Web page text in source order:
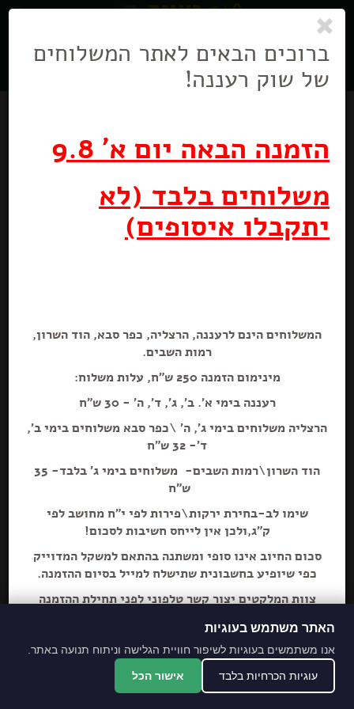
ניווט
בניווט
הוספה+
ברוכים הבאים לאתר המשלוחים
של שוק רעננה!
הזמנה הבאה יום א' 9.8
משלוחים בלבד (לא
יתקבלו איסופים)
המשלוחים הינם לרעננה, הרצליה, כפר סבא, הוד השרון,
רמות השבים.
מינימום הזמנה 250 ש"ח, עלות משלוח:
רעננה בימי א'. ב', ג', ד', ה' - 30 ש"ח
הרצליה משלוחים בימי ג', ה' \כפר סבא משלוחים בימי ב',
ד'- 32 ש"ח
הוד השרון\רמות השבים- משלוחים בימי ג' בלבד- 35
ש"ח
שימו לב-בחירת ירקות\פירות לפי י"ח מחושב לפי
ק"ג,ולכן אין לייחס חשיבות לסכום!
סכום החיוב אינו סופי ומשתנה בהתאם למשקל המדוייק
כפי שיופיע בחשבונית שתישלח למייל בסיום ההזמנה.
צוות המלקטים יצור קשר טלפוני לפני תחילת ההזמנה
מתחייבים לסחורה הכי
מובחרת!
*האתר והמקום עם נגישות מלאה לנכים.
האתר משתמש בעוגיות
אנו משתמשים בעוגיות לשיפור חוויית הגלישה וניתוח תנועה באתר.
עוגיות הכרחיות בלבד אישור הכל